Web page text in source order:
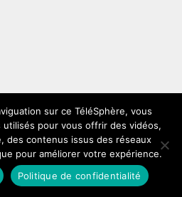
sur ce TéléSphère, vous
pour vous offrir des vidéos,
des contenus issus des réseaux
pour améliorer votre expérience.
Politique de confidentialité